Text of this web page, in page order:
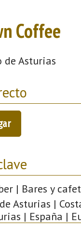
Coffee
de Asturias
| Bares y
Asturias |
| España |